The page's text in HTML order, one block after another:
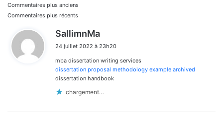
Navigation
dans
les
commentaires
Commentaires plus anciens
Commentaires plus récents
SallimnMa
t
:
24 juillet 2022 à 23h20
mba dissertation writing services
dissertation proposal methodology example archived
dissertation handbook
chargement…